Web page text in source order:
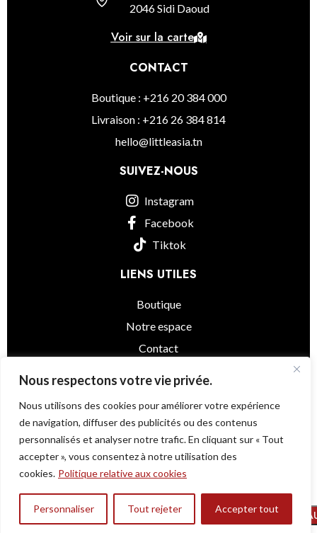
Nous respectons votre vie privée.
Nous utilisons des cookies pour améliorer votre expérience
de navigation, diffuser des publicités ou des contenus
personnalisés et analyser notre trafic. En cliquant sur « Tout
accepter », vous consentez à notre utilisation des
cookies. Politique relative aux cookies
Personnaliser Tout rejeter Accepter tout
2046 Sidi Daoud
Voir sur la carte
CONTACT
Boutique : +216 20 384 000
Livraison : +216 26 384 814
hello@littleasia.tn
SUIVEZ-NOUS
Instagram
Facebook
Tiktok
LIENS UTILES
Boutique
Notre espace
Contact
Little Asia© 2025 - Powered by@as.agency
Beignets
de
Crevettes18,000 TND AJOUTER
0
Une question ?